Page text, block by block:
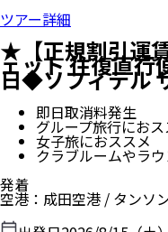
ツアー詳細
★【正規割引運
ェット 往復直
日◆ソフィテル
即日取消料発生
グループ旅行におス
女子旅におススメ
クラブルームやラ
発着
空港 ： 成田空港 / タンソ